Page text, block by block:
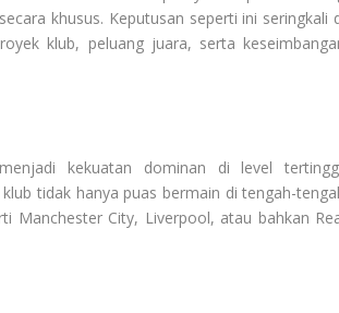
khusus. Keputusan seperti ini seringkali
klub, peluang juara, serta
kekuatan dominan di level
tidak hanya puas bermain di tengah-
Manchester City, Liverpool, atau bahkan